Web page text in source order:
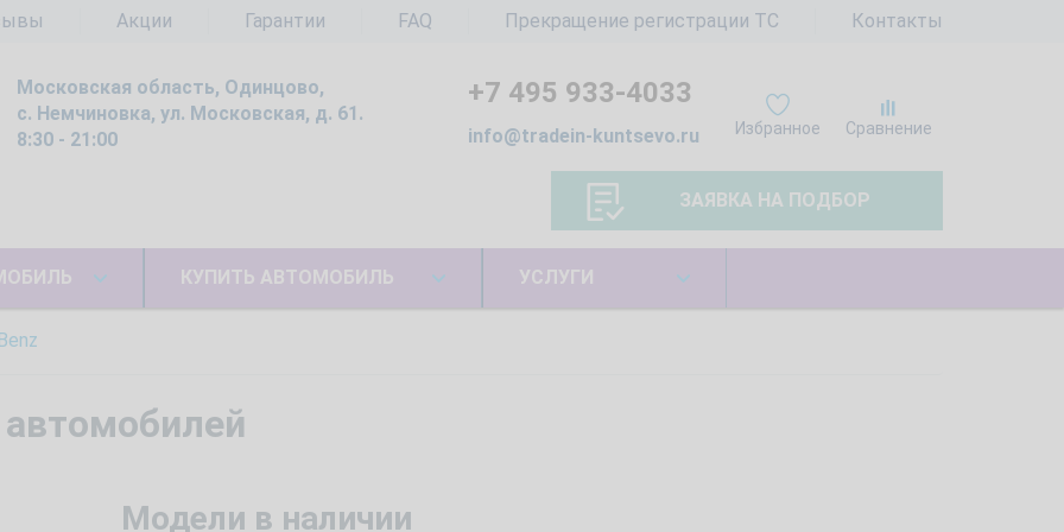
Акции Гарантии FAQ Прекращение регистрации ТС Контакты
Московская область, Одинцово,
с. Немчиновка, ул. Московская, д. 61.
8:30 - 21:00
Избранное Сравнение
+7 495 933-4033
info@tradein-kuntsevo.ru
ЗАЯВКА НА ПОДБОР
КУПИТЬ АВТОМОБИЛЬ УСЛУГИ
Модели в наличии